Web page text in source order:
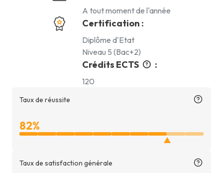
A tout moment de l'année
Certification :
Diplôme d'Etat
Niveau 5 (Bac+2)
Crédits ECTS :
120
Taux de réussite
82%
Taux de satisfaction générale